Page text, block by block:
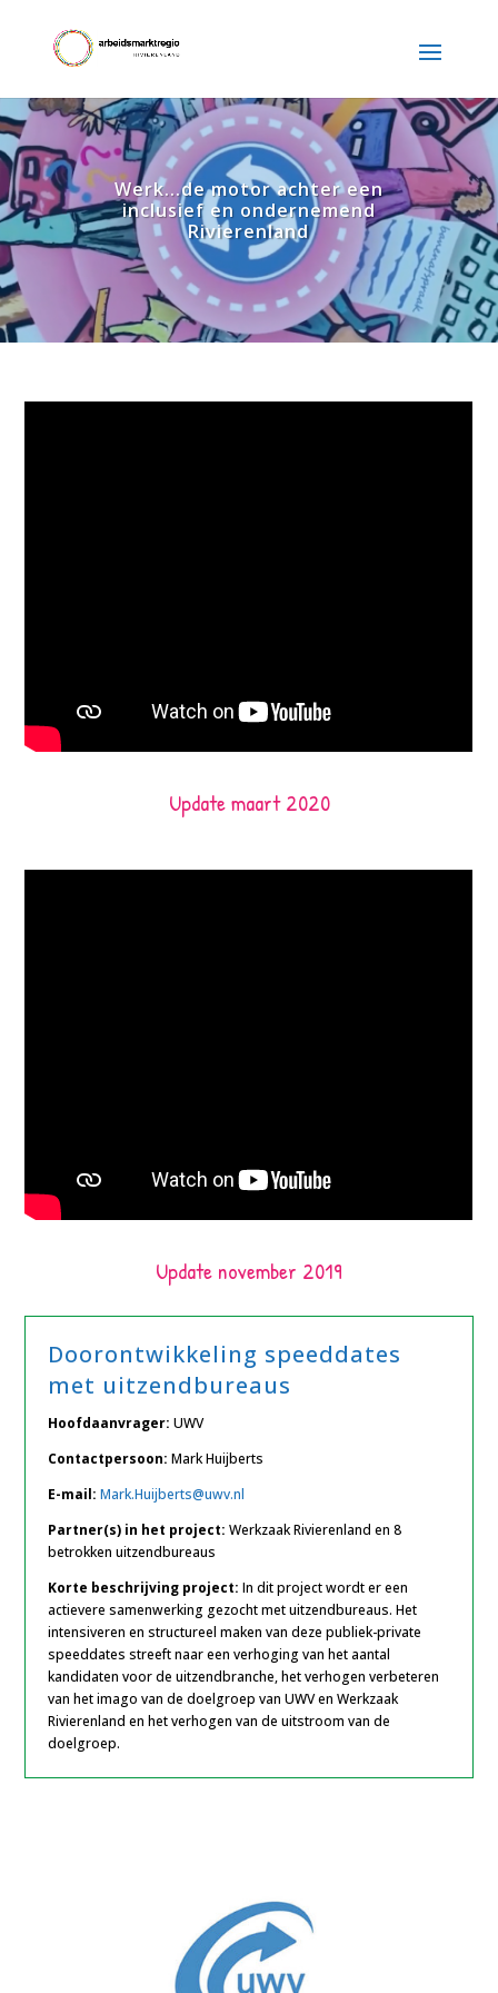
Werk...de motor achter een
inclusief en ondernemend
Rivierenland
Update maart 2020
Update november 2019
Doorontwikkeling speeddates
met uitzendbureaus
Hoofdaanvrager:UWV
Contactpersoon: Mark Huijberts
E-mail:Mark.Huijberts@uwv.nl
Partner(s) in het project:Werkzaak Rivierenland en 8
betrokken uitzendbureaus
Korte beschrijving project:In dit project wordt er een
actievere samenwerking gezocht met uitzendbureaus. Het
intensiveren en structureel maken van deze publiek-private
speeddates streeft naar een verhoging van het aantal
kandidaten voor de uitzendbranche, het verhogen verbeteren
van het imago van de doelgroep van UWV en Werkzaak
Rivierenland en het verhogen van de uitstroom van de
doelgroep.